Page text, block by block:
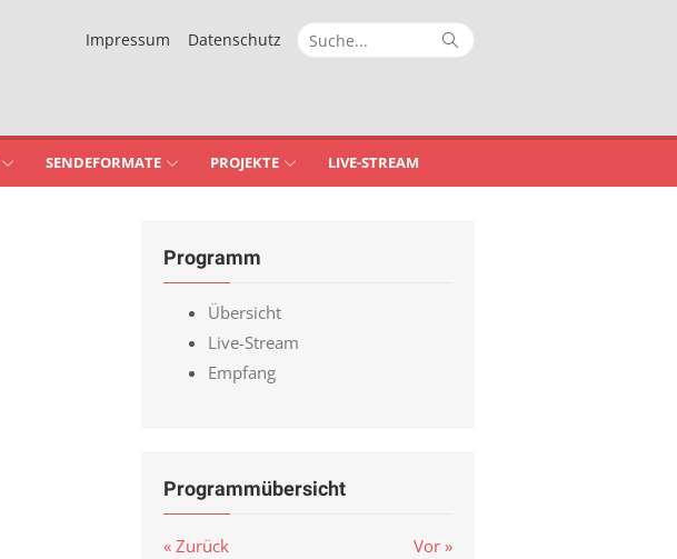
Suche
Suche
Impressum Datenschutz
SENDEFORMATE PROJEKTE LIVE-STREAM
Programm
Übersicht
Live-Stream
Empfang
Programmübersicht
« Zurück Vor »